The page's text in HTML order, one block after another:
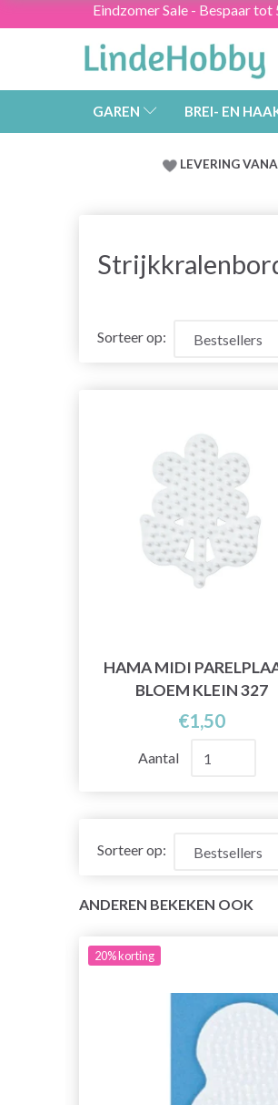
Eindzomer Sale - Bespaar
GAREN BREI- EN
LEVERING
Sorteer op:
HAMA MIDI
BLOEM KLEIN 327
€1,50
Aantal
Sorteer op:
ANDEREN BEKEKEN OOK
20%korting